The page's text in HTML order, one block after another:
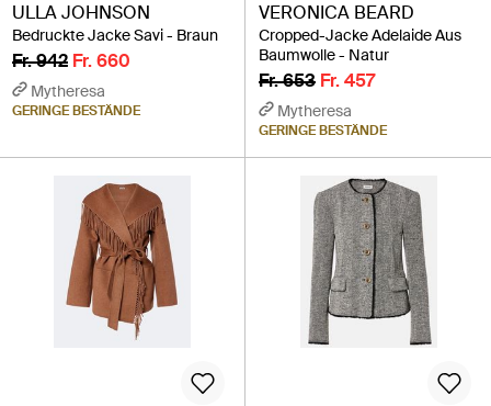
ULLA JOHNSON
Bedruckte Jacke Savi - Braun
Fr. 942 Fr. 660
Mytheresa
GERINGE BESTÄNDE
VERONICA BEARD
Cropped-Jacke Adelaide Aus
Baumwolle - Natur
Fr. 653 Fr. 457
Mytheresa
GERINGE BESTÄNDE